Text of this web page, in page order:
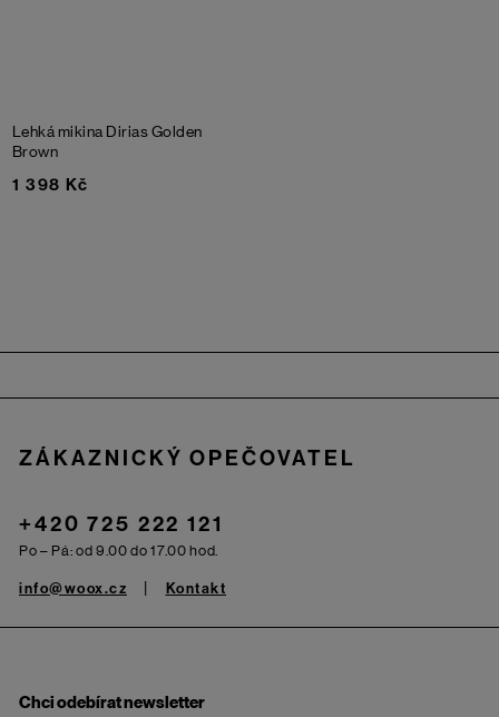
Lehká mikina DiriasGolden
Brown
1 398 Kč
ZÁKAZNICKÝ OPEČOVATEL
+420 725 222 121
Po – Pá: od 9.00 do 17.00 hod.
info@woox.cz Kontakt
Chci odebírat newsletter